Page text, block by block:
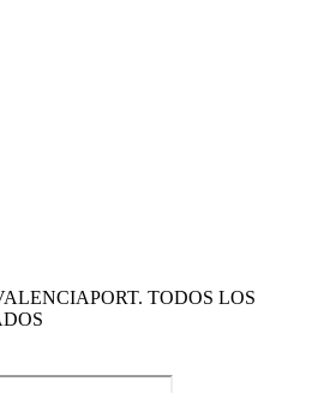
TODOS LOS